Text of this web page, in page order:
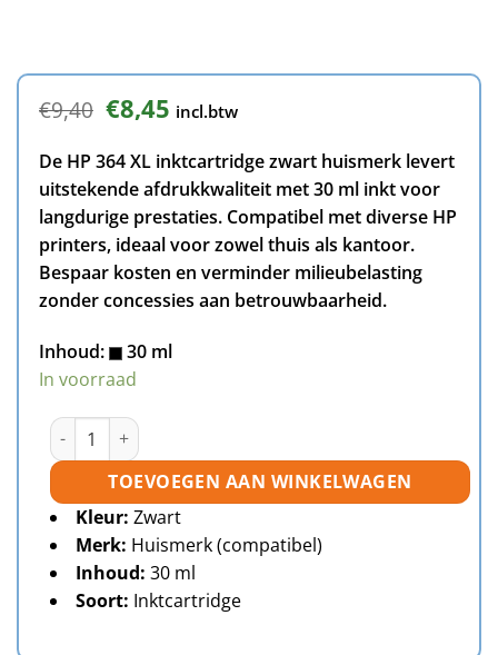
€9,40 Oorspronkelijke
prijs
was:
€9,40.
€8,45Huidige
prijs
is:
€8,45.
incl.btw
De HP 364 XL inktcartridge zwart huismerk levert
uitstekende afdrukkwaliteit met 30 ml inkt voor
langdurige prestaties. Compatibel met diverse HP
printers, ideaal voor zowel thuis als kantoor.
Bespaar kosten en verminder milieubelasting
zonder concessies aan betrouwbaarheid.
Inhoud:
30 ml
In voorraad
HP 364XL inktcartridge zwart huismerk aantal
TOEVOEGEN AAN WINKELWAGEN
Kleur: Zwart
Merk: Huismerk (compatibel)
Inhoud: 30 ml
Soort: Inktcartridge